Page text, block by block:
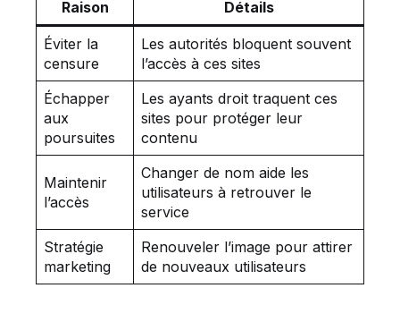
Raison Détails
Éviter la
censure
Les autorités bloquent souvent
l’accès à ces sites
Échapper
aux
poursuites
Les ayants droit traquent ces
sites pour protéger leur
contenu
Maintenir
l’accès
Changer de nom aide les
utilisateurs à retrouver le
service
Stratégie
marketing
Renouveler l’image pour attirer
de nouveaux utilisateurs